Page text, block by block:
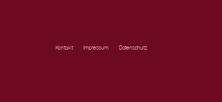
Kontakt Impressum Datenschutz